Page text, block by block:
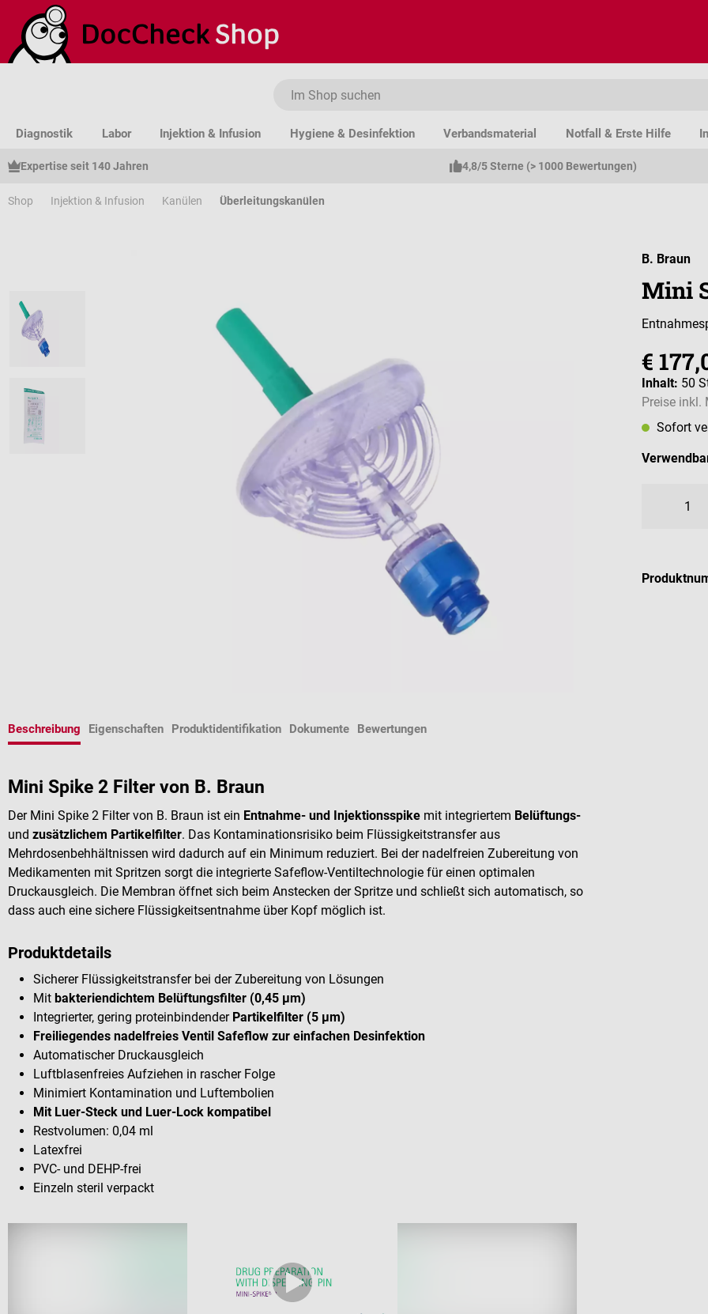
Hauptinhalt springen
Zur Suche springen
Zur Hauptnavigation springen
Diagnostik Labor Injektion & Infusion Hygiene & Desinfektion Verbandsmaterial Notfall & Erste Hilfe
Expertise seit 140 Jahren 4,8/5 Sterne (> 1000 Bewertungen)
Shop Injektion & Infusion Kanülen Überleitungskanülen
B. Braun
Mini
€
Inhalt: 50
Preise inkl.
Sofort
Beschreibung Eigenschaften Produktidentifikation Dokumente Bewertungen
Mini Spike 2 Filter von B. Braun
Der Mini Spike 2 Filter von B. Braun ist ein Entnahme- und Injektionsspike mit integriertem Belüftungs-
und zusätzlichem Partikelfilter. Das Kontaminationsrisiko beim Flüssigkeitstransfer aus
Mehrdosenbehhältnissen wird dadurch auf ein Minimum reduziert. Bei der nadelfreien Zubereitung von
Medikamenten mit Spritzen sorgt die integrierte Safeflow-Ventiltechnologie für einen optimalen
Druckausgleich. Die Membran öffnet sich beim Anstecken der Spritze und schließt sich automatisch, so
dass auch eine sichere Flüssigkeitsentnahme über Kopf möglich ist.
Produktdetails
Sicherer Flüssigkeitstransfer bei der Zubereitung von Lösungen
Mit bakteriendichtem Belüftungsfilter (0,45 µm)
Integrierter, gering proteinbindender Partikelfilter (5 µm)
Freiliegendes nadelfreies Ventil Safeflow zur einfachen Desinfektion
Automatischer Druckausgleich
Luftblasenfreies Aufziehen in rascher Folge
Minimiert Kontamination und Luftembolien
Mit Luer-Steck und Luer-Lock kompatibel
Restvolumen: 0,04 ml
Latexfrei
PVC- und DEHP-frei
Einzeln steril verpackt